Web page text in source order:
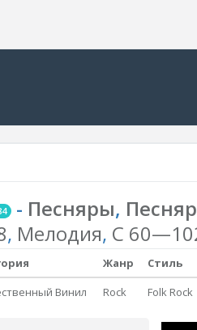
- Песняры,
, Мелодия, С
Жанр Стиль
Винил
Rock Folk Rock